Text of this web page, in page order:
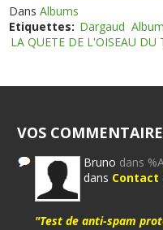
DansAlbums
Etiquettes: Dargaud Album
LA QUETE DE L'OISEAU DU
VOS
Bruno dans
dans Contact
"Test de anti-spam